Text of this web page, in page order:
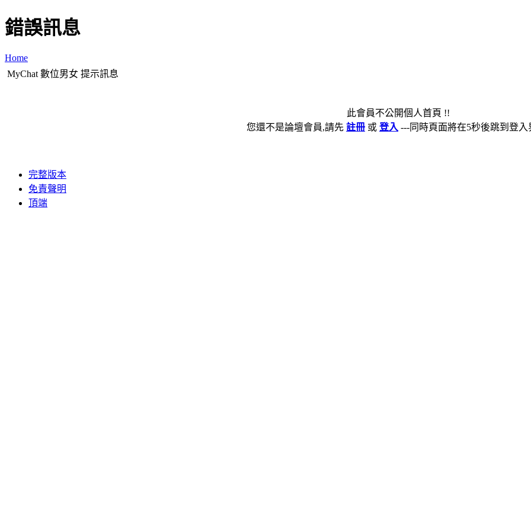
錯誤訊息
Home
MyChat 數位男女 提示訊息
此會員不公開個人首頁 !!
您還不是論壇會員,請先 註冊 或 登入 ---同時頁面將在5秒後跳到登入
完整版本
免責聲明
頂端